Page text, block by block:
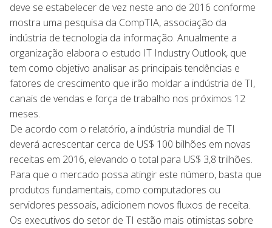
deve se estabelecer de vez neste ano de 2016 conforme
mostra uma pesquisa da CompTIA, associação da
indústria de tecnologia da informação. Anualmente a
organização elabora o estudo IT Industry Outlook, que
tem como objetivo analisar as principais tendências e
fatores de crescimento que irão moldar a indústria de TI,
canais de vendas e força de trabalho nos próximos 12
meses.
De acordo com o relatório, a indústria mundial de TI
deverá acrescentar cerca de US$ 100 bilhões em novas
receitas em 2016, elevando o total para US$ 3,8 trilhões.
Para que o mercado possa atingir este número, basta que
produtos fundamentais, como computadores ou
servidores pessoais, adicionem novos fluxos de receita.
Os executivos do setor de TI estão mais otimistas sobre